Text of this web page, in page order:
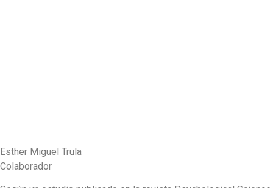
Esther Miguel Trula
Colaborador